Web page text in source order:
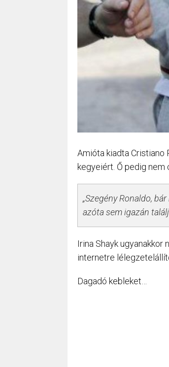
Amióta kiadta Cristiano
kegyeiért. Ő pedig nem
Szegény Ronaldo,
azóta sem igazán
Irina Shayk
internetre
Dagadó kebleket…